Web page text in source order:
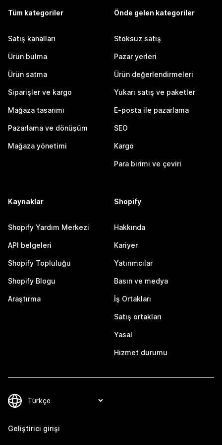
Tüm kategoriler
Satış kanalları
Ürün bulma
Ürün satma
Siparişler ve kargo
Mağaza tasarımı
Pazarlama ve dönüşüm
Mağaza yönetimi
Önde gelen kategoriler
Stoksuz satış
Pazar yerleri
Ürün değerlendirmeleri
Yukarı satış ve paketler
E-posta ile pazarlama
SEO
Kargo
Para birimi ve çeviri
Kaynaklar
Shopify Yardım Merkezi
API belgeleri
Shopify Topluluğu
Shopify Blogu
Araştırma
Shopify
Hakkında
Kariyer
Yatırımcılar
Basın ve medya
İş Ortakları
Satış ortakları
Yasal
Hizmet durumu
Geliştirici girişi